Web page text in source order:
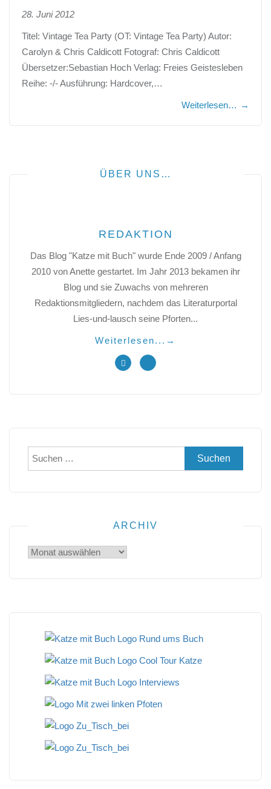
28. Juni 2012
Titel: Vintage Tea Party (OT: Vintage Tea Party) Autor:
Carolyn & Chris Caldicott Fotograf: Chris Caldicott
Übersetzer:Sebastian Hoch Verlag: Freies Geistesleben
Reihe: -/- Ausführung: Hardcover,…
Weiterlesen… →
ÜBER UNS…
REDAKTION
Das Blog "Katze mit Buch" wurde Ende 2009 / Anfang
2010 von Anette gestartet. Im Jahr 2013 bekamen ihr
Blog und sie Zuwachs von mehreren
Redaktionsmitgliedern, nachdem das Literaturportal
Lies-und-lausch seine Pforten...
Weiterlesen... →
Suchen
nach:
ARCHIV
Archiv